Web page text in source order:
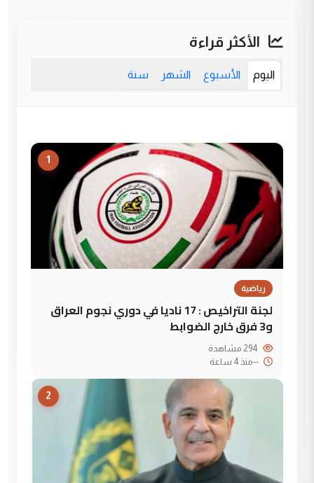
الأكثر قراءة
اليوم الأسبوع الشهر سنة
1
رياضية
لجنة التراخيص : 17 ناديا في دوري نجوم العراق
و3 فرق خارج الضوابط
--منذ 4 ساعة
2